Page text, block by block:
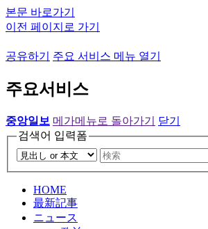
본문 바로가기
이전 페이지로 가기
공유하기 주요 서비스 메뉴 열기
주요서비스
중앙일보 메가메뉴로 돌아가기
닫기
검색어 입력폼
HOME
最新記事
ニュース